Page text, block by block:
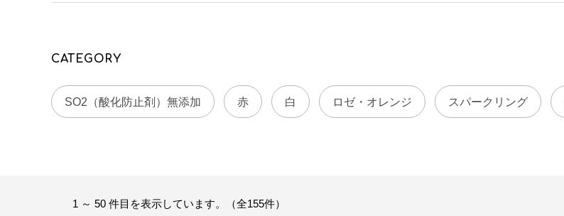
CATEGORY
SO2（酸化防止剤）無添加 赤 白 ロゼ・オレンジ スパークリング
1 ～ 50 件目を表示しています。（全155件）